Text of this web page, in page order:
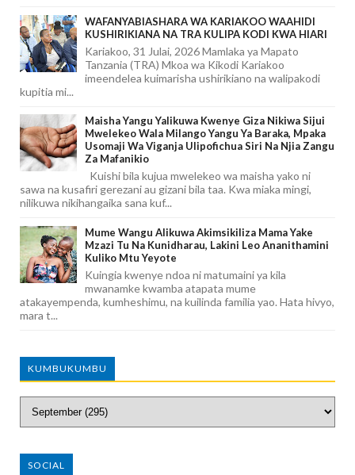
WAFANYABIASHARA WA KARIAKOO WAAHIDI
KUSHIRIKIANA NA TRA KULIPA KODI KWA HIARI
Kariakoo, 31 Julai, 2026 Mamlaka ya Mapato
Tanzania (TRA) Mkoa wa Kikodi Kariakoo
imeendelea kuimarisha ushirikiano na walipakodi
kupitia mi...
Maisha Yangu Yalikuwa Kwenye Giza Nikiwa Sijui
Mwelekeo Wala Milango Yangu Ya Baraka, Mpaka
Usomaji Wa Viganja Ulipofichua Siri Na Njia Zangu
Za Mafanikio
Kuishi bila kujua mwelekeo wa maisha yako ni
sawa na kusafiri gerezani au gizani bila taa. Kwa miaka mingi,
nilikuwa nikihangaika sana kuf...
Mume Wangu Alikuwa Akimsikiliza Mama Yake
Mzazi Tu Na Kunidharau, Lakini Leo Ananithamini
Kuliko Mtu Yeyote
Kuingia kwenye ndoa ni matumaini ya kila
mwanamke kwamba atapata mume
atakayempenda, kumheshimu, na kuilinda familia yao. Hata hivyo,
mara t...
KUMBUKUMBU
SOCIAL